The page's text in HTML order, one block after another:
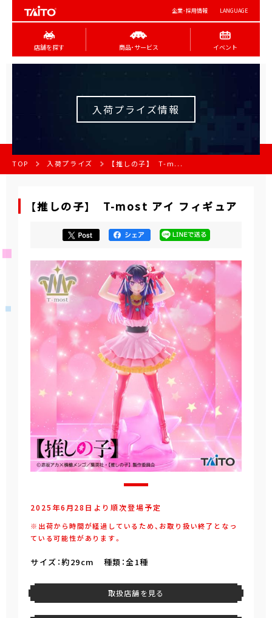
企業･採用情報 LANGUAGE
店舗を探す 商品･サービス イベント
入荷プライズ情報
TOP 入荷プライズ 【推しの子】 T-m...
【推しの子】 T-most アイ フィギュア
2025年6月28日より順次登場予定
※出荷から時間が経過しているため、お取り扱い終了となっ
ている可能性があります。
サイズ：約29cm 種類：全1種
取扱店舗を見る